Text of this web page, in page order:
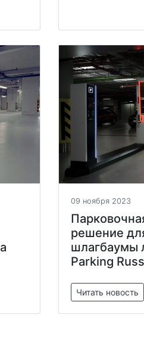
09 ноября 2023
решение
шлагбаумы
Parking
Читать новость